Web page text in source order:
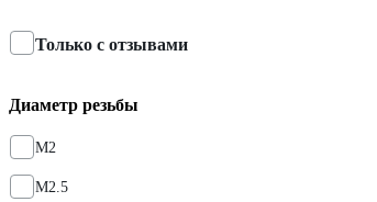
Только с отзывами
Диаметр резьбы
М2
М2.5